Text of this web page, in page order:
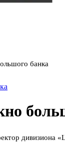
банка
дивизиона